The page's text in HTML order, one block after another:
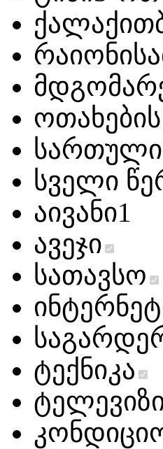
ქალაქი
რაიონი
სართული
სველი
აივანი1
ავეჯი
სათავსო
ტექნიკა